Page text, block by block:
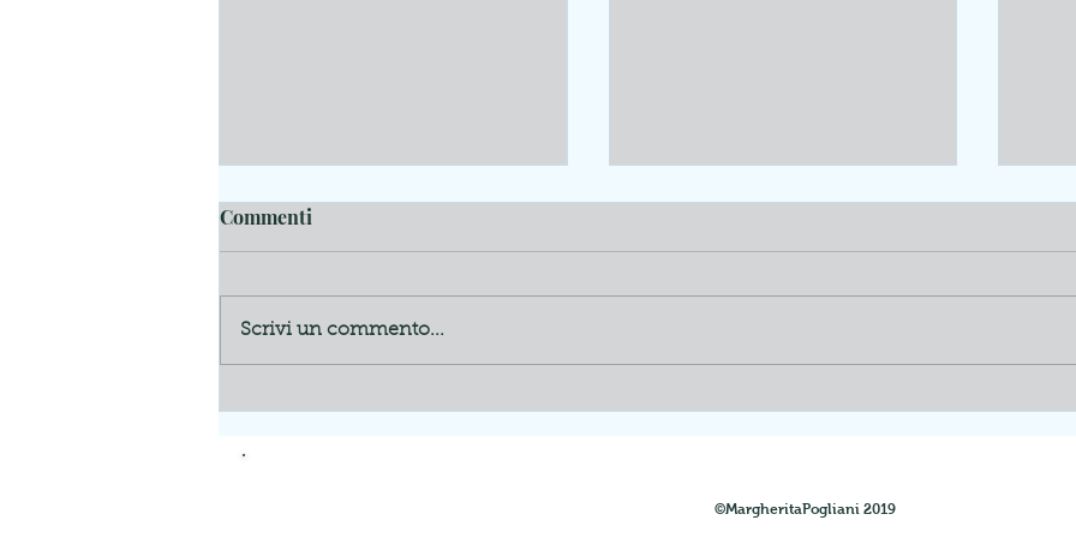
Commenti
Scrivi un commento...
©MargheritaPogliani 2019